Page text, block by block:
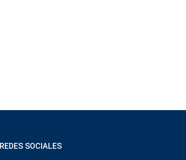
REDES SOCIALES